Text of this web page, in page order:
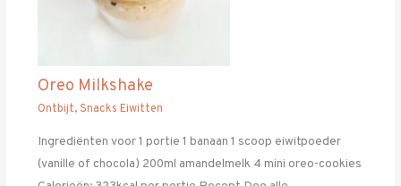
Oreo Milkshake
Ontbijt,Snacks Eiwitten
Ingrediënten voor 1 portie 1 banaan 1 scoop eiwitpoeder
(vanille of chocola) 200ml amandelmelk 4 mini oreo-cookies